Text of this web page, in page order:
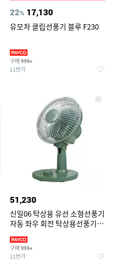
22% 17,130
유모차 클립선풍기 블루 F230
구매 999+
11번가
51,230
신일06 탁상용 유선 소형선풍기
자동 좌우 회전 탁상용선풍기 유
구매 999+
11번가